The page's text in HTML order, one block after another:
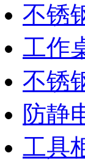
不锈
工作
不锈
防静
工具